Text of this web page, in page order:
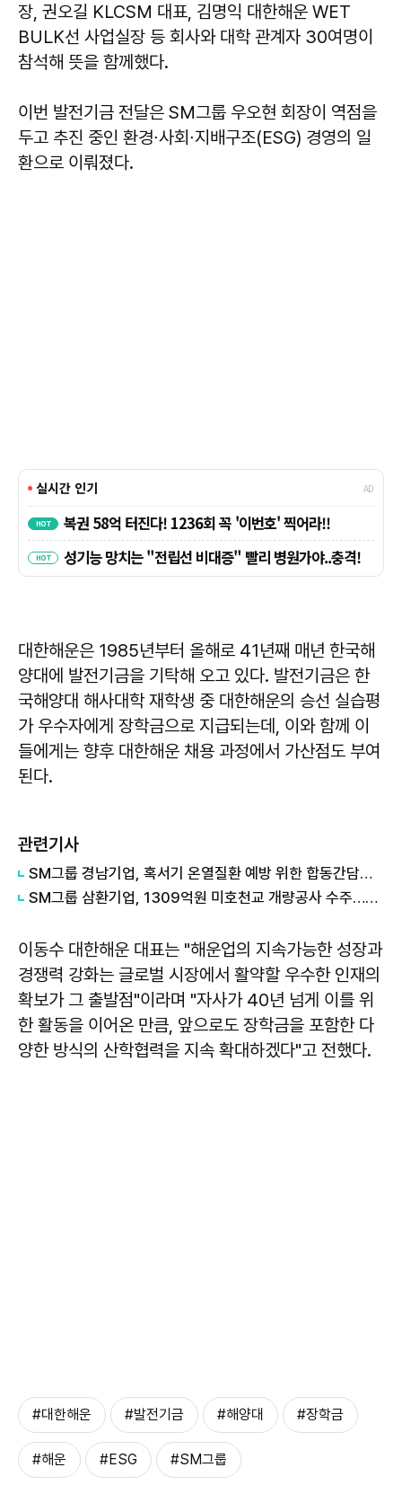
장, 권오길 KLCSM 대표, 김명익 대한해운 WET
BULK선 사업실장 등 회사와 대학 관계자 30여명이
참석해 뜻을 함께했다.
이번 발전기금 전달은 SM그룹 우오현 회장이 역점을
두고 추진 중인 환경∙사회∙지배구조(ESG) 경영의 일
환으로 이뤄졌다.
대한해운은 1985년부터 올해로 41년째 매년 한국해
양대에 발전기금을 기탁해 오고 있다. 발전기금은 한
국해양대 해사대학 재학생 중 대한해운의 승선 실습평
가 우수자에게 장학금으로 지급되는데, 이와 함께 이
들에게는 향후 대한해운 채용 과정에서 가산점도 부여
된다.
관련기사
SM그룹 경남기업, 혹서기 온열질환 예방 위한 합동간담회 개최
SM그룹 삼환기업, 1309억원 미호천교 개량공사 수주…공공공사 실적 확대
이동수 대한해운 대표는 "해운업의 지속가능한 성장과
경쟁력 강화는 글로벌 시장에서 활약할 우수한 인재의
확보가 그 출발점"이라며 "자사가 40년 넘게 이를 위
한 활동을 이어온 만큼, 앞으로도 장학금을 포함한 다
양한 방식의 산학협력을 지속 확대하겠다"고 전했다.
#대한해운 #발전기금 #해양대 #장학금
#해운 #ESG #SM그룹